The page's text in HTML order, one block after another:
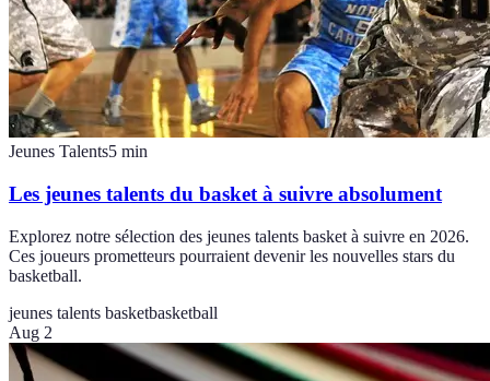
Jeunes Talents5 min
Les jeunes talents du basket à suivre absolument
Explorez notre sélection des jeunes talents basket à suivre en 2026.
Ces joueurs prometteurs pourraient devenir les nouvelles stars du
basketball.
jeunes talents basketbasketball
Aug 2